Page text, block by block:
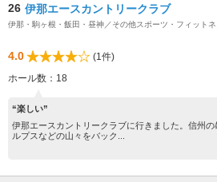
26 伊那エースカントリークラブ
伊那・駒ヶ根・飯田・昼神／その他スポーツ・フィットネ
4.0
(1件)
ホール数：18
“楽しい”
伊那エースカントリークラブに行きました。信州
ルプスなどの山々をバック...